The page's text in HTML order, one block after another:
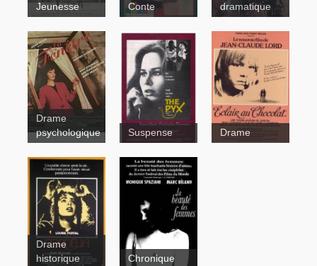
Tirelire,
combine$ et
cie
tous
Jeunesse
Tinamer
Conte
Salut Victor !
dramatique
La fenêtre
Drame
psychologique
The Pyx
Suspense Drame
Drame
historique
Chronique